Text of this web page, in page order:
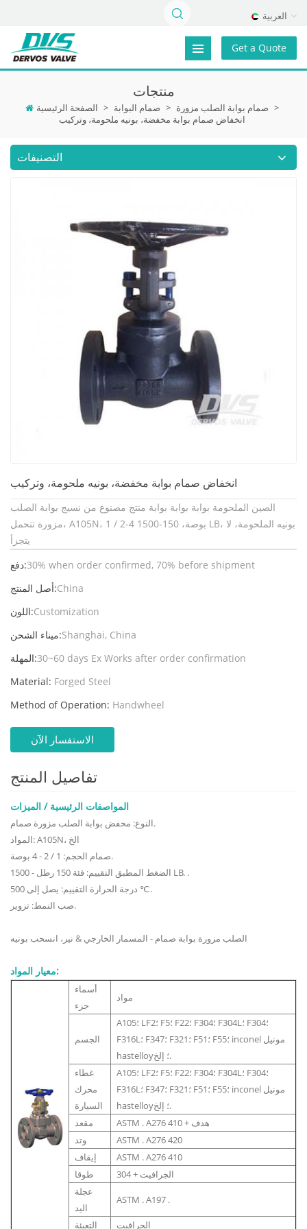
العربية
Get a Quote
منتجات
الصفحة الرئيسية > صمام البوابة > صمام بوابة الصلب مزورة >
انخفاض صمام بوابة مخفضة، بونيه ملحومة، وتركيب
التصنيفات
انخفاض صمام بوابة مخفضة، بونيه ملحومة، وتركيب
الصين الملحومة بوابة بوابة بوابة منتج مصنوع من نسيج بوابة الصلب
مزورة تتحمل، A105N، 1 / 2-4 بوصة، 150-1500 LB، بونيه الملحومة، لا
يتجزأ
دفع:30% when order confirmed, 70% before shipment
أصل المنتج:China
اللون:Customization
ميناء الشحن:Shanghai, China
المهلة:30~60 days Ex Works after order confirmation
Material: Forged Steel
Method of Operation: Handwheel
الاستفسار الآن
تفاصيل المنتج
المواصفات الرئيسية / الميزات
النوع: مخفض بوابة الصلب مزورة صمام.
المواد: A105N، الخ
صمام الحجم: 1 / 2 - 4 بوصة.
الضغط المطبق التقييم: فئة 150 رطل - 1500 LB. .
درجة الحرارة التقييم: يصل إلى 500 ℃.
صب النمط: تزوير.
الصلب مزورة بوابة صمام - المسمار الخارجي & نير، انسحب بونيه
معيار المواد:
أسماء
جزء
مواد
الجسم
A105؛ LF2؛ F5؛ F22؛ F304؛ F304L؛ F304؛
F316L؛ F347؛ F321؛ F51؛ F55؛ inconel مونيل
hastelloy؛ إلخ.
غطاء
محرك
السيارة
A105؛ LF2؛ F5؛ F22؛ F304؛ F304L؛ F304؛
F316L؛ F347؛ F321؛ F51؛ F55؛ inconel مونيل
hastelloy؛ إلخ.
مقعد
ASTM . A276 410 + هدف
وتد
ASTM . A276 420
إيقاف
ASTM . A276 410
طوقا
304 + الجرافيت
عجلة
اليد
ASTM . A197 .
التعبئة الجرافيت